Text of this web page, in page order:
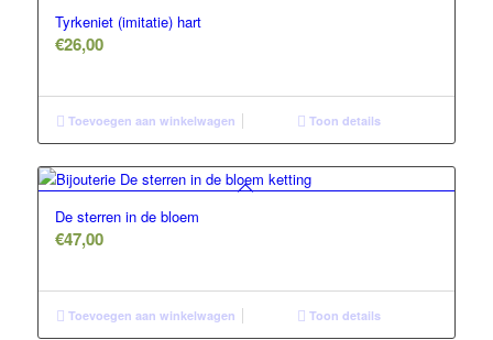
Tyrkeniet (imitatie) hart
€26,00
Toevoegen aan winkelwagen Toon details
De sterren in de bloem
€47,00
Toevoegen aan winkelwagen Toon details